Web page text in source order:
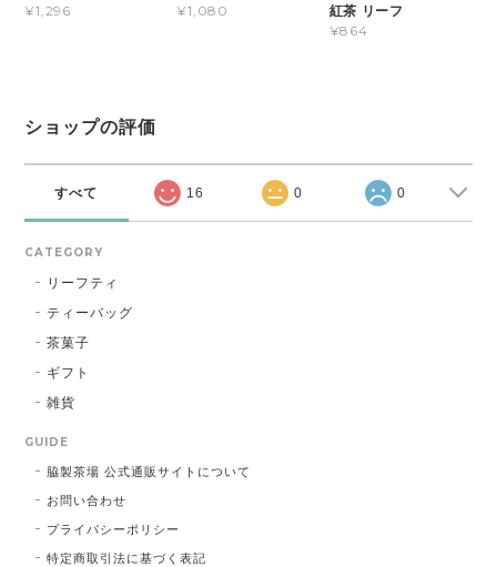
¥1,296
¥1,080
紅茶 リーフ
¥864
ショップの評価
すべて 16 0 0
CATEGORY
リーフティ
ティーバッグ
茶菓子
ギフト
雑貨
GUIDE
脇製茶場 公式通販サイトについて
お問い合わせ
プライバシーポリシー
特定商取引法に基づく表記